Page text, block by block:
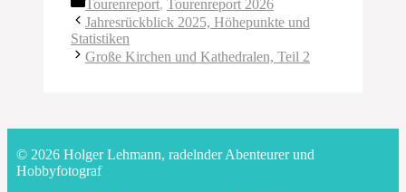
Tourenreport, Tourenreport 2026
Jahresrückblick 2025, Höhepunkte und
Statistiken
Große Kirchen und Kathedralen, Teil 2
© 2026 Holger Lehmann, radelnder Abenteurer und
Hobbyfotograf